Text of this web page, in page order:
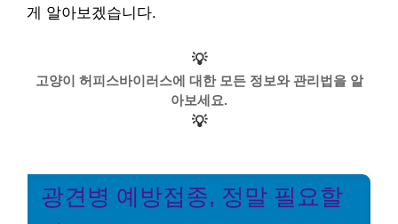
게 알아보겠습니다.
💡
고양이 허피스바이러스에 대한 모든 정보와 관리법을 알
아보세요.
💡
광견병 예방접종, 정말 필요할